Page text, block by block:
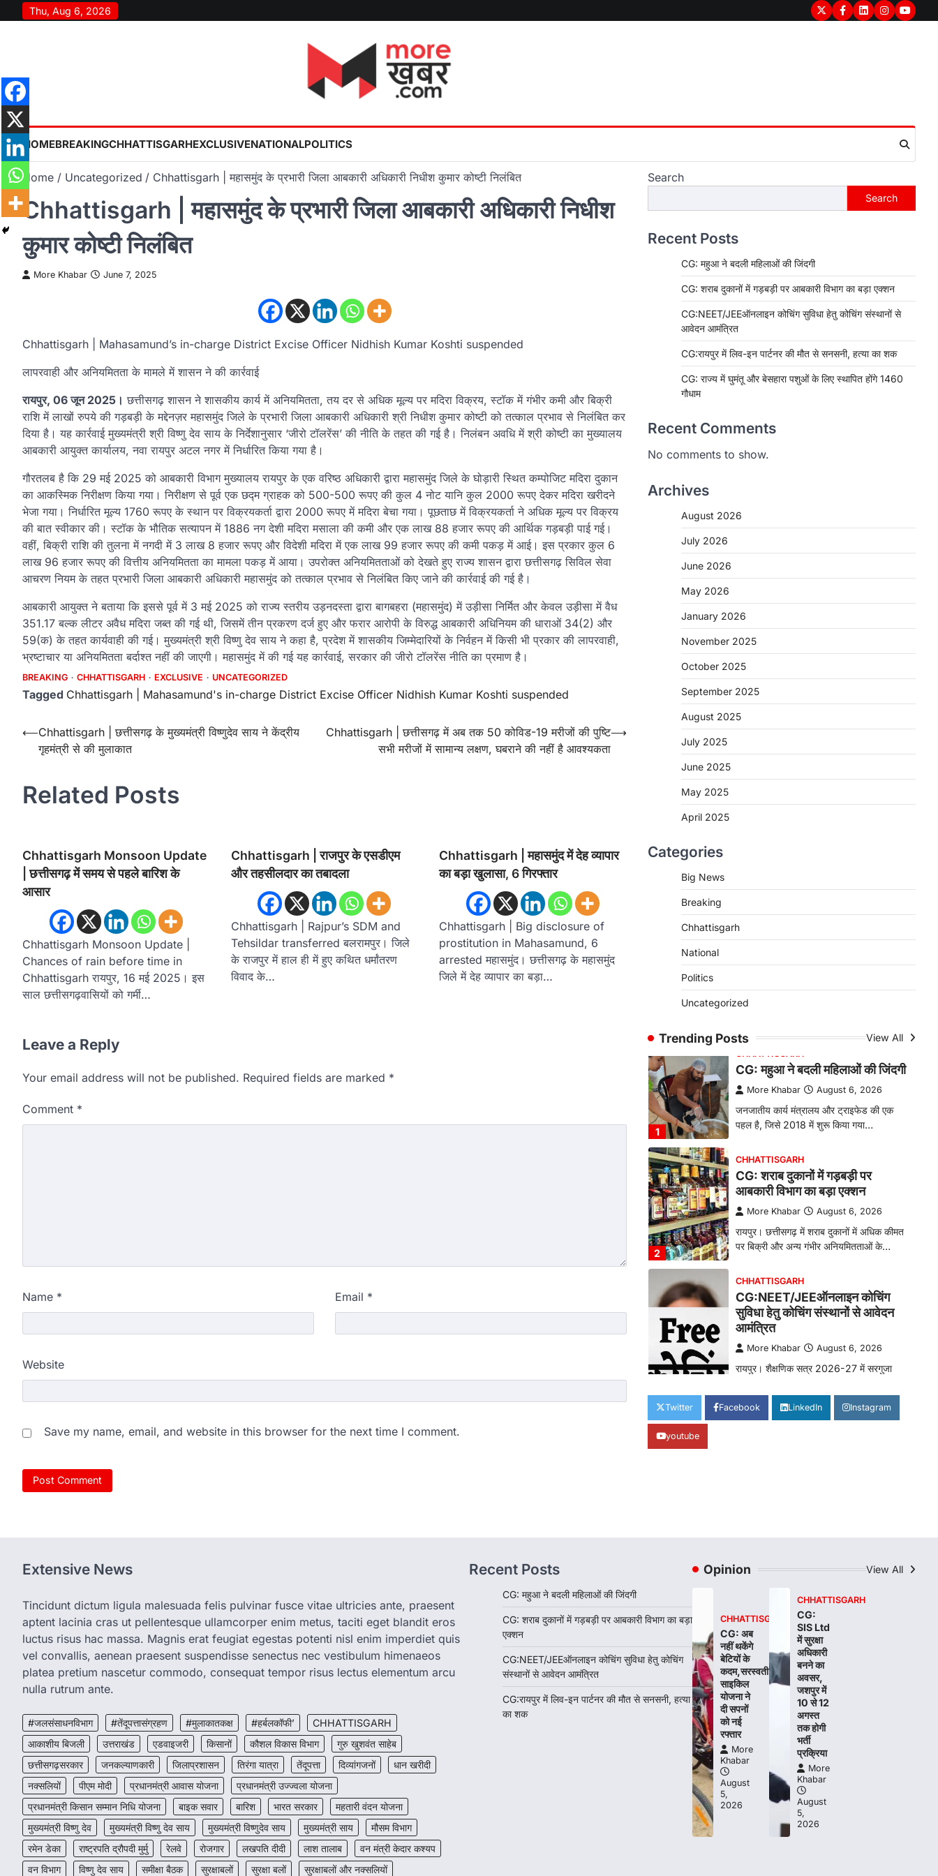
to
Thu, Aug 6, 2026
TwitterFacebook
LinkedInInstagram
HOMEBREAKINGCHHATTISGARHEXCLUSIVENATIONALPOLITICS
Home Uncategorized Chhattisgarh | महासमुंद के प्रभारी जिला आबकारी अधिकारी निधीश कुमार कोष्टी निलंबित
Chhattisgarh | महासमुंद के प्रभारी जिला आबकारी अधिकारी निधीश
कुमार कोष्टी निलंबित
More Khabar June 7, 2025
Chhattisgarh | Mahasamund’s in-charge District Excise Officer Nidhish Kumar Koshti suspended
लापरवाही और अनियमितता के मामले में शासन ने की कार्रवाई
रायपुर, 06 जून 2025। छत्तीसगढ़ शासन ने शासकीय कार्य में अनियमितता, तय दर से अधिक मूल्य पर मदिरा विक्रय, स्टॉक में गंभीर कमी और बिक्री
राशि में लाखों रुपये की गड़बड़ी के मद्देनज़र महासमुंद जिले के प्रभारी जिला आबकारी अधिकारी श्री निधीश कुमार कोष्टी को तत्काल प्रभाव से निलंबित कर
दिया है। यह कार्रवाई मुख्यमंत्री श्री विष्णु देव साय के निर्देशानुसार ‘जीरो टॉलरेंस’ की नीति के तहत की गई है। निलंबन अवधि में श्री कोष्टी का मुख्यालय
आबकारी आयुक्त कार्यालय, नवा रायपुर अटल नगर में निर्धारित किया गया है।
गौरतलब है कि 29 मई 2025 को आबकारी विभाग मुख्यालय रायपुर के एक वरिष्ठ अधिकारी द्वारा महासमुंद जिले के घोड़ारी स्थित कम्पोजिट मदिरा दुकान
का आकस्मिक निरीक्षण किया गया। निरीक्षण से पूर्व एक छद्म ग्राहक को 500-500 रूपए की कुल 4 नोट यानि कुल 2000 रूपए देकर मदिरा खरीदने
भेजा गया। निर्धारित मूल्य 1760 रूपए के स्थान पर विक्रयकर्ता द्वारा 2000 रूपए में मदिरा बेचा गया। पूछताछ में विक्रयकर्ता ने अधिक मूल्य पर विक्रय
की बात स्वीकार की। स्टॉक के भौतिक सत्यापन में 1886 नग देशी मदिरा मसाला की कमी और एक लाख 88 हजार रूपए की आर्थिक गड़बड़ी पाई गई।
वहीं, बिक्री राशि की तुलना में नगदी में 3 लाख 8 हजार रूपए और विदेशी मदिरा में एक लाख 99 हजार रूपए की कमी पकड़ में आई। इस प्रकार कुल 6
लाख 96 हजार रूपए की वित्तीय अनियमितता का मामला पकड़ में आया। उपरोक्त अनियमितताओं को देखते हुए राज्य शासन द्वारा छत्तीसगढ़ सिविल सेवा
आचरण नियम के तहत प्रभारी जिला आबकारी अधिकारी महासमुंद को तत्काल प्रभाव से निलंबित किए जाने की कार्रवाई की गई है।
आबकारी आयुक्त ने बताया कि इससे पूर्व में 3 मई 2025 को राज्य स्तरीय उड़नदस्ता द्वारा बागबहरा (महासमुंद) में उड़ीसा निर्मित और केवल उड़ीसा में वैध
351.17 बल्क लीटर अवैध मदिरा जब्त की गई थी, जिसमें तीन प्रकरण दर्ज हुए और फरार आरोपी के विरुद्ध आबकारी अधिनियम की धाराओं 34(2) और
59(क) के तहत कार्यवाही की गई। मुख्यमंत्री श्री विष्णु देव साय ने कहा है, प्रदेश में शासकीय जिम्मेदारियों के निर्वहन में किसी भी प्रकार की लापरवाही,
भ्रष्टाचार या अनियमितता बर्दाश्त नहीं की जाएगी। महासमुंद में की गई यह कार्रवाई, सरकार की जीरो टॉलरेंस नीति का प्रमाण है।
BREAKING CHHATTISGARH EXCLUSIVE UNCATEGORIZED
Tagged Chhattisgarh | Mahasamund's in-charge District Excise Officer Nidhish Kumar Koshti suspended
Post
navigation
⟵Chhattisgarh | छत्तीसगढ़ के मुख्यमंत्री विष्णुदेव साय ने केंद्रीय
गृहमंत्री से की मुलाकात
Chhattisgarh | छत्तीसगढ़ में अब तक 50 कोविड-19 मरीजों की पुष्टि
सभी मरीजों में सामान्य लक्षण, घबराने की नहीं है आवश्यकता
⟶
Related Posts
Chhattisgarh Monsoon Update
| छत्तीसगढ़ में समय से पहले बारिश के
आसार
Chhattisgarh Monsoon Update |
Chances of rain before time in
Chhattisgarh रायपुर, 16 मई 2025। इस
साल छत्तीसगढ़वासियों को गर्मी…
Chhattisgarh | राजपुर के एसडीएम
और तहसीलदार का तबादला
Chhattisgarh | Rajpur’s SDM and
Tehsildar transferred बलरामपुर। जिले
के राजपुर में हाल ही में हुए कथित धर्मांतरण
विवाद के…
Chhattisgarh | महासमुंद में देह व्यापार
का बड़ा खुलासा, 6 गिरफ्तार
Chhattisgarh | Big disclosure of
prostitution in Mahasamund, 6
arrested महासमुंद। छत्तीसगढ़ के महासमुंद
जिले में देह व्यापार का बड़ा…
Leave a Reply
Your email address will not be published. Required fields are marked *
Comment *
Name * Email *
Website
Save my name, email, and website in this browser for the next time I comment.
Search
Search
Recent Posts
CG: महुआ ने बदली महिलाओं की जिंदगी
CG: शराब दुकानों में गड़बड़ी पर आबकारी विभाग का बड़ा एक्शन
CG:NEET/JEEऑनलाइन कोचिंग सुविधा हेतु कोचिंग संस्थानों से
आवेदन आमंत्रित
CG:रायपुर में लिव-इन पार्टनर की मौत से सनसनी, हत्या का शक
CG: राज्य में घुमंतू और बेसहारा पशुओं के लिए स्थापित होंगे 1460
गौधाम
Recent Comments
No comments to show.
Archives
August 2026
July 2026
June 2026
May 2026
January 2026
November 2025
October 2025
September 2025
August 2025
July 2025
June 2025
May 2025
April 2025
Categories
Big News
Breaking
Chhattisgarh
National
Politics
Uncategorized
Trending Posts View All
CHHATTISGARH
CG: शराब दुकानों में गड़बड़ी पर
आबकारी विभाग का बड़ा एक्शन
More Khabar
रायपुर। छत्तीसगढ़ में शराब दुकानों में अधिक कीमत
पर बिक्री और अन्य गंभीर अनियमितताओं के…
CG:NEET/JEEऑनलाइन कोचिंग
CHHATTISGARH
CG:रायपुर में लिव-इन पार्टनर की मौत
रायपुर। राजधानी रायपुर से एक सनसनीखेज मामला
सामने आया है। मुजगहन थाना क्षेत्र के
1
CHHATTISGARH
CG: महुआ ने बदली महिलाओं की जिंदगी
More Khabar August 6, 2026
जनजातीय कार्य मंत्रालय और ट्राइफेड की एक
पहल है, जिसे 2018 में शुरू किया गया…
2
CHHATTISGARH
CG: शराब दुकानों में गड़बड़ी पर
आबकारी विभाग का बड़ा एक्शन
More Khabar August 6, 2026
रायपुर। छत्तीसगढ़ में शराब दुकानों में अधिक कीमत
पर बिक्री और अन्य गंभीर अनियमितताओं के…
3
CHHATTISGARH
CG:NEET/JEEऑनलाइन कोचिंग
सुविधा हेतु कोचिंग संस्थानों से आवेदन
आमंत्रित
More Khabar August 6, 2026
रायपुर। शैक्षणिक सत्र 2026-27 में सरगुजा
संकाय…
4
1
CHHATTISGARH
More Khabar August 6, 2026
जनजातीय कार्य मंत्रालय और ट्राइफेड की एक
पहल है, जिसे 2018 में शुरू किया गया…
CHHATTISGARH
CG: शराब दुकानों में गड़बड़ी पर
आबकारी विभाग का बड़ा एक्शन
More Khabar August 6, 2026
रायपुर। छत्तीसगढ़ में शराब दुकानों में अधिक कीमत
पर बिक्री और अन्य गंभीर अनियमितताओं के…
CHHATTISGARH
CG:NEET/JEEऑनलाइन कोचिंग
सुविधा हेतु कोचिंग संस्थानों से आवेदन
Twitter Facebook LinkedIn Instagram
youtube
Extensive News
Tincidunt dictum ligula malesuada felis pulvinar fusce vitae ultricies ante, praesent
aptent lacinia cras ut pellentesque ullamcorper enim metus, taciti eget blandit eros
luctus risus hac massa. Magnis erat feugiat egestas potenti nisl enim imperdiet quis
vel convallis, aenean praesent suspendisse senectus nec vestibulum himenaeos
platea pretium nascetur commodo, consequat tempor risus lectus elementum arcu
nulla rutrum ante.
#जलसंसाधनविभाग #तेंदूपत्तासंग्रहण #मुलाकातकक्ष #हर्बलकॉफी’
CHHATTISGARH
आकाशीय बिजली
उत्तराखंड एडवाइजरी किसानों कौशल विकास विभाग
गुरु खुशवंत साहेब
छत्तीसगढ़सरकार
जनकल्याणकारी जिलाप्रशासन तिरंगा यात्रा तेंदूपत्ता दिव्यांगजनों
धान खरीदी
नक्सलियों
पीएम मोदी प्रधानमंत्री आवास योजना
प्रधानमंत्री उज्ज्वला योजना
प्रधानमंत्री किसान सम्मान निधि योजना
बाइक सवार बारिश भारत सरकार
महतारी वंदन योजना
मुख्यमंत्री विष्णु देव
मुख्यमंत्री विष्णु देव साय मुख्यमंत्री विष्णुदेव साय मुख्यमंत्री साय
मौसम विभाग
रमेन डेका
राष्ट्रपति द्रौपदी मुर्मु रेलवे रोजगार लखपति दीदी लाश तालाब
वन मंत्री केदार कश्यप
वन विभाग
विष्णु देव साय समीक्षा बैठक सुरक्षाबलों सुरक्षा बलों सुरक्षाबलों और नक्सलियों
Recent Posts
CG: महुआ ने बदली महिलाओं की जिंदगी
CG: शराब दुकानों में गड़बड़ी पर आबकारी विभाग का बड़ा
एक्शन
CG:NEET/JEEऑनलाइन कोचिंग सुविधा हेतु कोचिंग
संस्थानों से आवेदन आमंत्रित
CG:रायपुर में लिव-इन पार्टनर की मौत से सनसनी, हत्या
का शक
Opinion View All
CHHATTISGARH
CG: अब
नहीं थकेंगे
बेटियों के
कदम,सरस्वती
साइकिल
योजना ने
दी सपनों
को नई
रफ्तार
More
Khabar
August
5,
2026
CHHATTISGARH
CG:
SIS Ltd
में सुरक्षा
अधिकारी
बनने का
अवसर,
जशपुर में
10 से 12
अगस्त
तक होगी
भर्ती
प्रक्रिया
More
Khabar
August
5,
2026